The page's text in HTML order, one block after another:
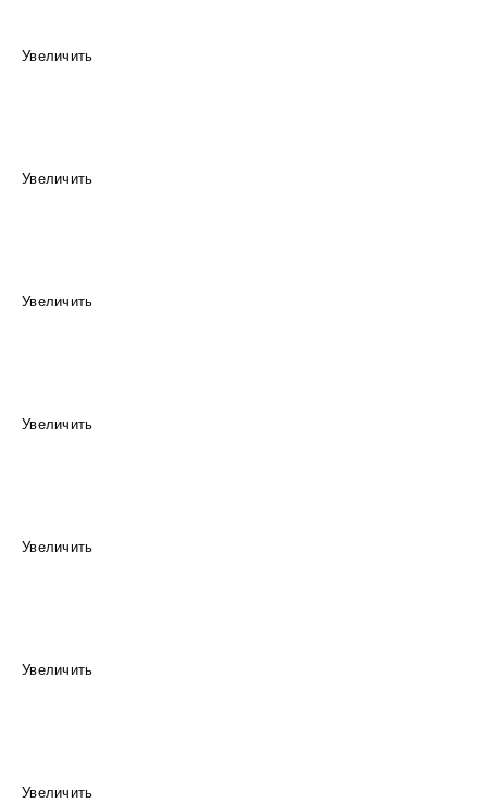
Увеличить
Увеличить
Увеличить
Увеличить
Увеличить
Увеличить
Увеличить